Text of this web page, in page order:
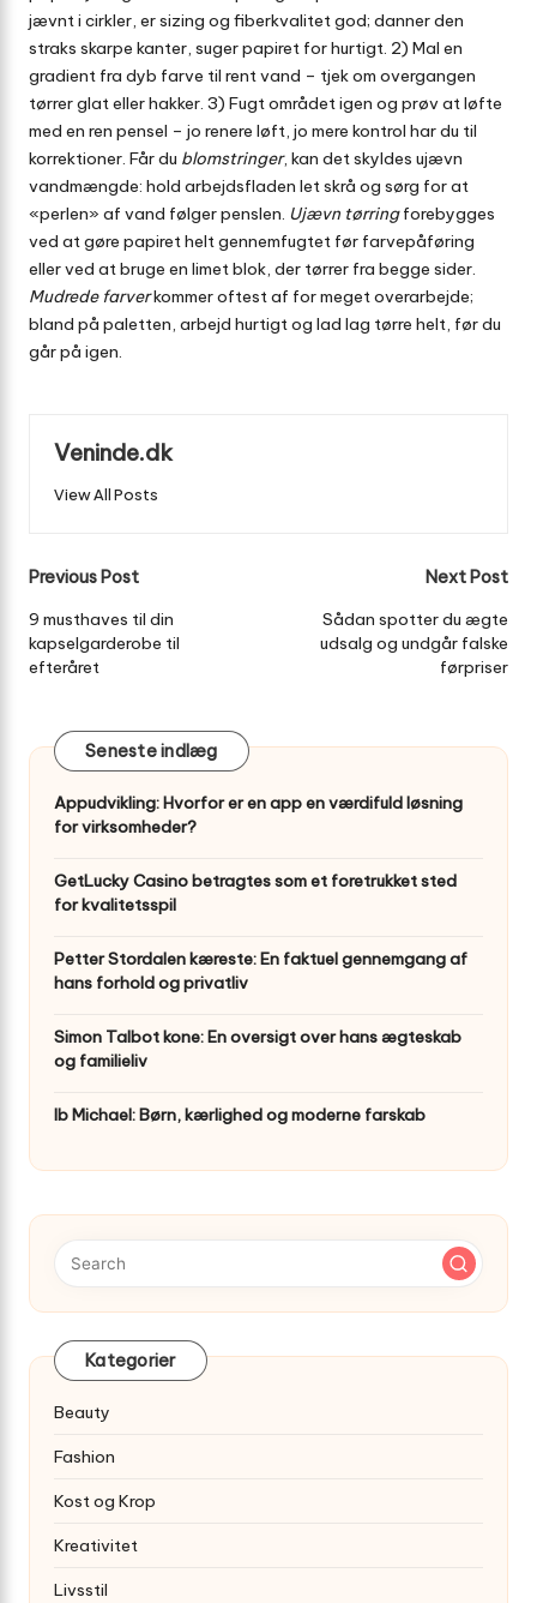
jævnt i cirkler, er sizing og fiberkvalitet god; danner den
straks skarpe kanter, suger papiret for hurtigt. 2) Mal en
gradient fra dyb farve til rent vand – tjek om overgangen
tørrer glat eller hakker. 3) Fugt området igen og prøv at løfte
med en ren pensel – jo renere løft, jo mere kontrol har du til
korrektioner. Får du blomstringer, kan det skyldes ujævn
vandmængde: hold arbejdsfladen let skrå og sørg for at
«perlen» af vand følger penslen. Ujævn tørringforebygges
ved at gøre papiret helt gennemfugtet før farvepåføring
eller ved at bruge en limet blok, der tørrer fra begge sider.
Mudrede farverkommer oftest af for meget overarbejde;
bland på paletten, arbejd hurtigt og lad lag tørre helt, før du
går på igen.
Veninde.dk
View All Posts
Post
navigation
Previous Post
9 musthaves til din
kapselgarderobe til
efteråret
Next Post
Sådan spotter du ægte
udsalg og undgår falske
førpriser
Seneste indlæg
Appudvikling: Hvorfor er en app en værdifuld løsning
for virksomheder?
GetLucky Casino betragtes som et foretrukket sted
for kvalitetsspil
Petter Stordalen kæreste: En faktuel gennemgang af
hans forhold og privatliv
Simon Talbot kone: En oversigt over hans ægteskab
og familieliv
Ib Michael: Børn, kærlighed og moderne farskab
Kategorier
Beauty
Fashion
Kost og Krop
Kreativitet
Livsstil